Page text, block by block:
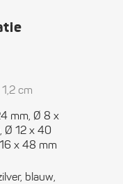
cm
mm, Ø 8 x
Ø 12 x 40
x 48 mm
blauw,